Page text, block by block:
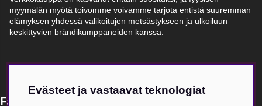
myymälän myötä toivomme voivamme tarjota entistä suuremman
elämyksen yhdessä valikoitujen metsästykseen ja ulkoiluun
keskittyvien brändikumppaneiden kanssa.
Få Magasin Vildmarken direkt till din e-post!*
Evästeet ja vastaavat teknologiat